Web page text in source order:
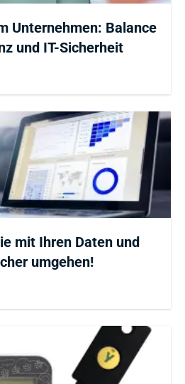
Unternehmen: Balance
und IT-Sicherheit
mit Ihren Daten und
umgehen!